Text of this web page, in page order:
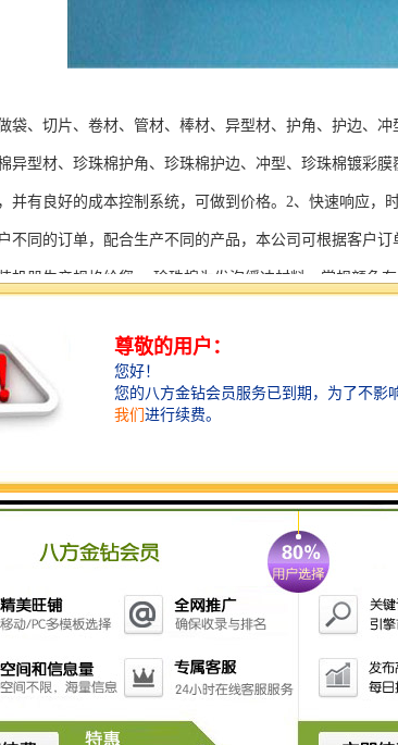
袋、切片、卷材、管材、棒材、异型材、护角、护边、
异型材、珍珠棉护角、珍珠棉护边、冲型、珍珠棉镀彩
并有良好的成本控制系统，可做到价格。2、快速响应
不同的订单，配合生产不同的产品，本公司可根据客户
机器生产规格给您。 珍珠棉为发泡缓冲材料，常规颜色
户要求，可以做成珍珠棉卷材，珍珠棉袋，复膜珍珠棉
是否有注意到这方面的问题呢?虽然珍珠棉有非常优良的
于珍珠棉厂家在存放珍珠棉阿产品上，则是需要注意它是
静电而引发的火灾问题，可见在它的存放上需要注意到产